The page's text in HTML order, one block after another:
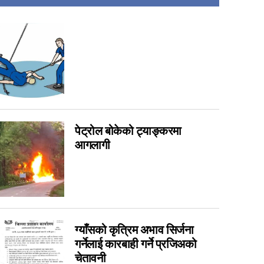
7
5
4
3
1
0
0
0
0
0
bidhut
पेट्रोल बोकेको ट्याङ्करमा
आगलागी
ग्याँसको कृत्रिम अभाव सिर्जना
गर्नेलाई कारबाही गर्ने प्रजिअको
चेतावनी